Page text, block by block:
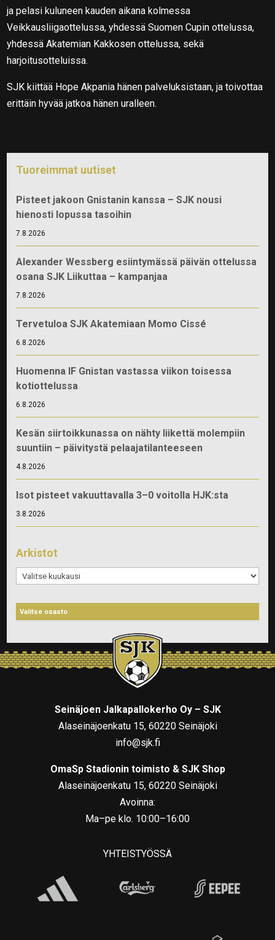
ja pelasi kuluneen kauden aikana kolmessa
Veikkausliigaottelussa, yhdessä Suomen Cupin ottelussa,
yhdessä Akatemian Kakkosen ottelussa, sekä
harjoitusotteluissa.
SJK kiittää Hope Akpania hänen palveluksistaan, ja toivottaa
erittäin hyvää jatkoa hänen uralleen.
Tuoreimmat uutiset
Pisteet jakoon Gnistanin kanssa – SJK nousi
hienosti lopussa tasoihin
7.8.2026
Alexander Wessberg esiintymässä päivän ottelussa
osana SJK Liikuttaa – kampanjaa
7.8.2026
Tervetuloa SJK Akatemiaan Momo Cissé
6.8.2026
Huomenna IF Gnistan vastassa viikon toisessa
kotiottelussa
6.8.2026
Kesän siirtoikkunassa on nähty liikettä molempiin
suuntiin – päivitystä pelaajatilanteeseen
4.8.2026
Isot pisteet vakuuttavalla 3–0 voitolla HJK:sta
3.8.2026
Arkistot
Arkistot
Seinäjoen Jalkapallokerho Oy – SJK
Alaseinäjoenkatu 15, 60220 Seinäjoki
info@sjk.fi
OmaSp Stadionin toimisto & SJK Shop
Alaseinäjoenkatu 15, 60220 Seinäjoki
Avoinna:
Ma–pe klo. 10:00–16:00
YHTEISTYÖSSÄ